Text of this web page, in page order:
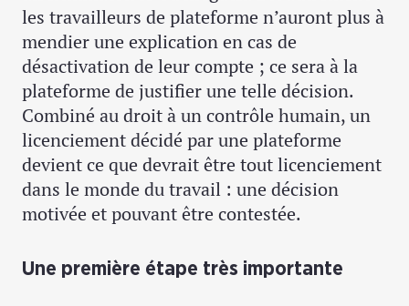
les travailleurs de plateforme n’auront plus à
mendier une explication en cas de
désactivation de leur compte ; ce sera à la
plateforme de justifier une telle décision.
Combiné au droit à un contrôle humain, un
licenciement décidé par une plateforme
devient ce que devrait être tout licenciement
dans le monde du travail : une décision
motivée et pouvant être contestée.
Une première étape très importante